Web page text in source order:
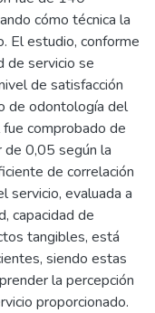
cómo técnica la
El estudio, conforme
de servicio se
de satisfacción
de odontología del
comprobado de
de 0,05 según la
de correlación
servicio, evaluada a
capacidad de
tangibles, está
siendo estas
la percepción
proporcionado.